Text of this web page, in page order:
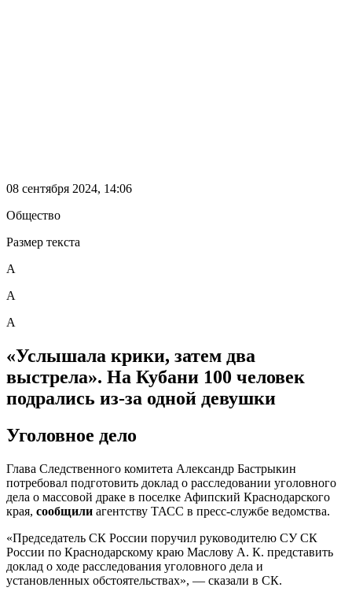
08 сентября 2024, 14:06
Общество
Размер текста
А
А
А
«Услышала крики, затем два
выстрела». На Кубани 100 человек
подрались из-за одной девушки
Уголовное дело
Глава Следственного комитета Александр Бастрыкин
потребовал подготовить доклад о расследовании уголовного
дела о массовой драке в поселке Афипский Краснодарского
края, сообщили агентству ТАСС в пресс-службе ведомства.
«Председатель СК России поручил руководителю СУ СК
России по Краснодарскому краю Маслову А. К. представить
доклад о ходе расследования уголовного дела и
установленных обстоятельствах», — сказали в СК.